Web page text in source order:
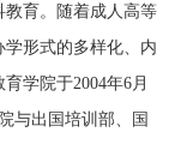
教育。随着成人高等
形式的多样化、内
学院于2004年6月
与出国培训部、国